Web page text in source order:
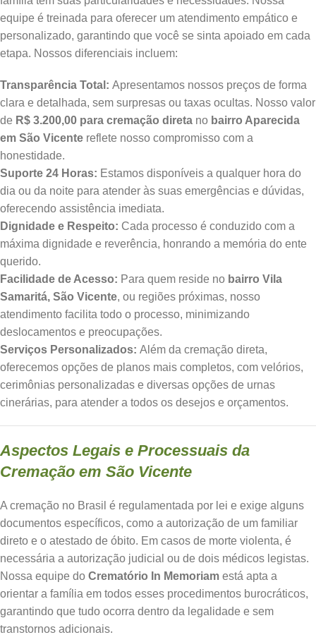
equipe é treinada para oferecer um atendimento empático e
personalizado, garantindo que você se sinta apoiado em cada
etapa. Nossos diferenciais incluem:
Transparência Total: Apresentamos nossos preços de forma
clara e detalhada, sem surpresas ou taxas ocultas. Nosso valor
de R$ 3.200,00 para cremação direta no bairro Aparecida
em São Vicente reflete nosso compromisso com a
honestidade.
Suporte 24 Horas: Estamos disponíveis a qualquer hora do
dia ou da noite para atender às suas emergências e dúvidas,
oferecendo assistência imediata.
Dignidade e Respeito: Cada processo é conduzido com a
máxima dignidade e reverência, honrando a memória do ente
querido.
Facilidade de Acesso: Para quem reside no bairro Vila
Samaritá, São Vicente, ou regiões próximas, nosso
atendimento facilita todo o processo, minimizando
deslocamentos e preocupações.
Serviços Personalizados: Além da cremação direta,
oferecemos opções de planos mais completos, com velórios,
cerimônias personalizadas e diversas opções de urnas
cinerárias, para atender a todos os desejos e orçamentos.
Aspectos Legais e Processuais da
Cremação em São Vicente
A cremação no Brasil é regulamentada por lei e exige alguns
documentos específicos, como a autorização de um familiar
direto e o atestado de óbito. Em casos de morte violenta, é
necessária a autorização judicial ou de dois médicos legistas.
Nossa equipe do Crematório In Memoriam está apta a
orientar a família em todos esses procedimentos burocráticos,
garantindo que tudo ocorra dentro da legalidade e sem
transtornos adicionais.